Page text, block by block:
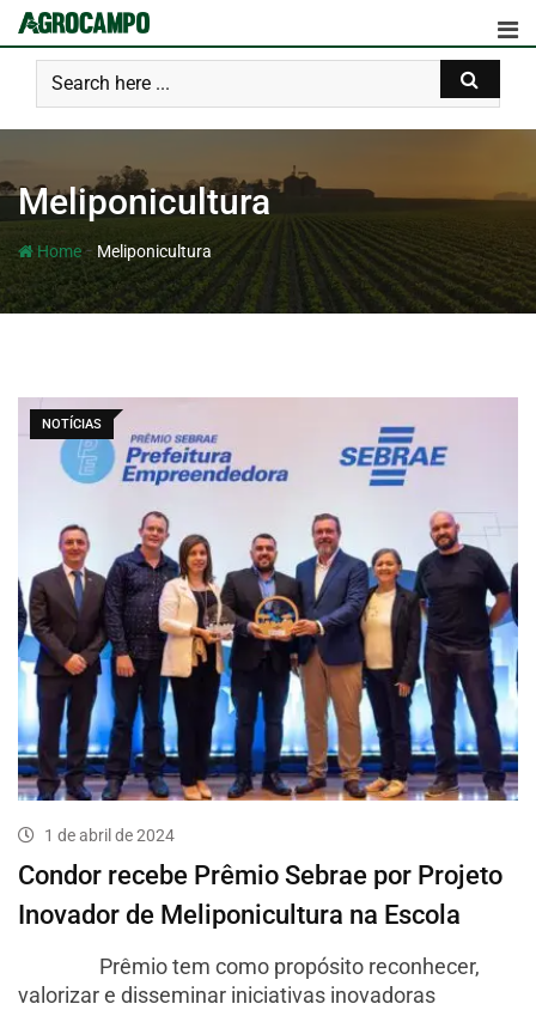
Meliponicultura
Home- Meliponicultura
NOTÍCIAS
1 de abril de 2024
Condor recebe Prêmio Sebrae por Projeto
Inovador de Meliponicultura na Escola
Prêmio tem como propósito reconhecer,
valorizar e disseminar iniciativas inovadoras